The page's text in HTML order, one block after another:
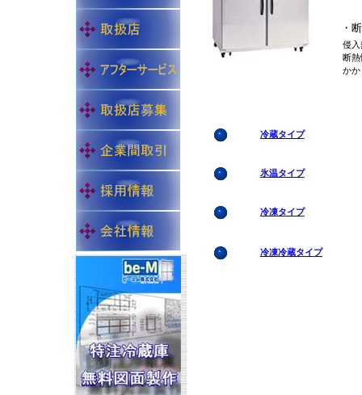
・
侵
断
か
冷蔵タイプ
氷温タイプ
冷凍タイプ
冷凍冷蔵タイプ